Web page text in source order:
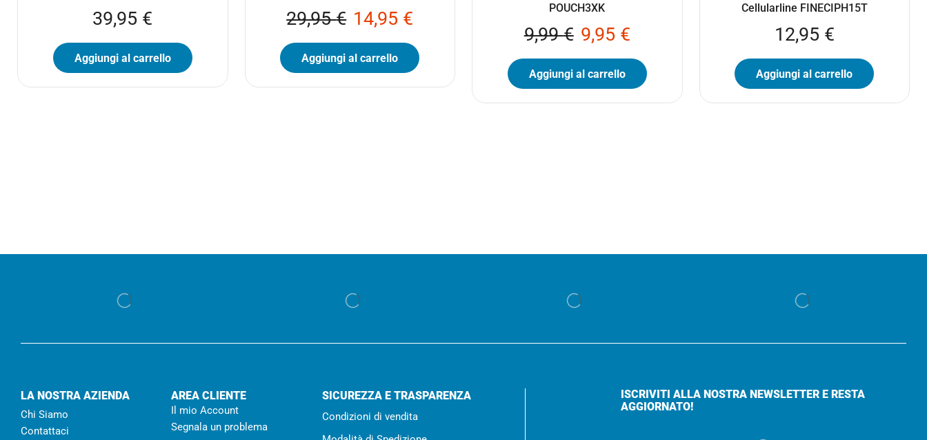
39,95 €
Aggiungi al carrello
29,95€ 14,95 €
Aggiungi al carrello
POUCH3XK
9,99€ 9,95 €
Aggiungi al carrello
Cellularline FINECIPH15T
12,95 €
Aggiungi al carrello
LA NOSTRA AZIENDA
Chi Siamo
Contattaci
AREA CLIENTE
Il mio Account
Segnala un problema
SICUREZZA E TRASPARENZA
Condizioni di vendita
ISCRIVITI ALLA NOSTRA NEWSLETTER E RESTA
AGGIORNATO!